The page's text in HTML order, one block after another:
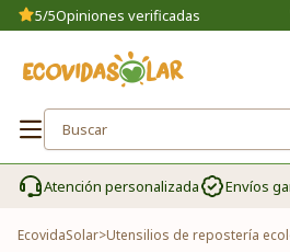
5/5Opiniones verificadas
Atención personalizada Envíos
EcovidaSolar>Utensilios de repostería